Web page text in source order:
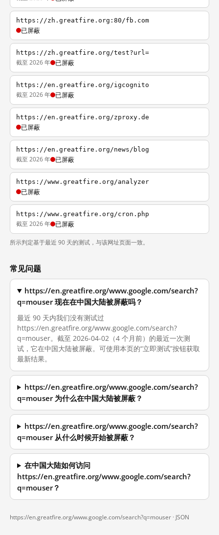
https://zh.greatfire.org:80/fb.com
已屏蔽
https://zh.greatfire.org/test?url=
截至 2026 年 已屏蔽
https://en.greatfire.org/igcognito
截至 2026 年 已屏蔽
https://en.greatfire.org/zproxy.de
已屏蔽
https://en.greatfire.org/news/blog
截至 2026 年 已屏蔽
https://www.greatfire.org/analyzer
已屏蔽
https://www.greatfire.org/cron.php
截至 2026 年 已屏蔽
所示判定基于最近 90 天的测试，与该网址页面一致。
常见问题
https://en.greatfire.org/www.google.com/search?
q=mouser 现在在中国大陆被屏蔽吗？
最近 90 天内我们没有测试过
https://en.greatfire.org/www.google.com/search?
q=mouser。截至 2026-04-02（4 个月前）的最近一次测
试，它在中国大陆被屏蔽。可使用本页的“立即测试”按钮获取
最新结果。
https://en.greatfire.org/www.google.com/search?
q=mouser 为什么在中国大陆被屏蔽？
https://en.greatfire.org/www.google.com/search?
q=mouser 从什么时候开始被屏蔽？
在中国大陆如何访问
https://en.greatfire.org/www.google.com/search?
q=mouser？
https://en.greatfire.org/www.google.com/search?q=mouser · JSON